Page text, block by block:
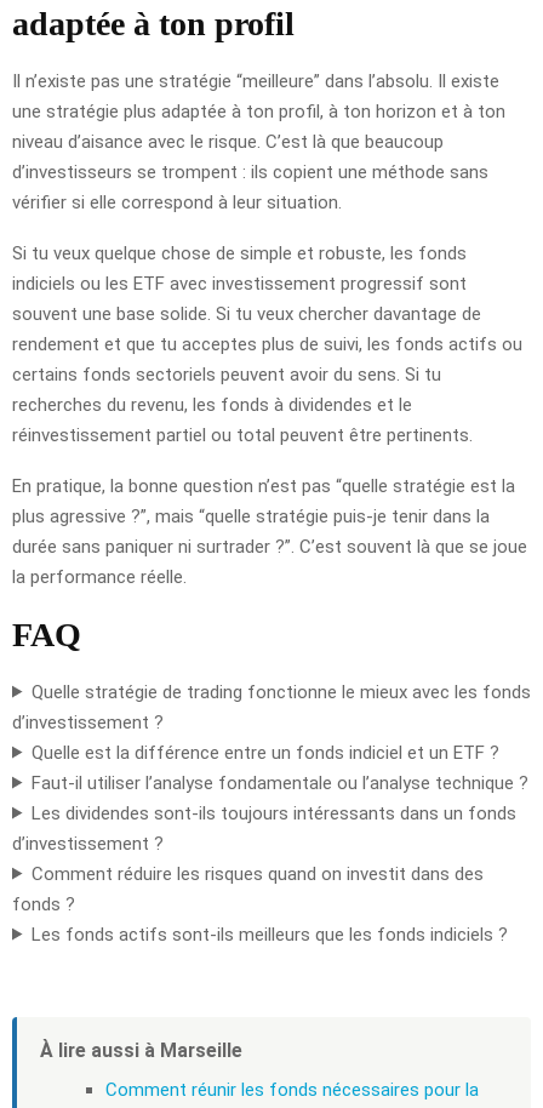
adaptée à ton profil
Il n’existe pas une stratégie “meilleure” dans l’absolu. Il existe
une stratégie plus adaptée à ton profil, à ton horizon et à ton
niveau d’aisance avec le risque. C’est là que beaucoup
d’investisseurs se trompent : ils copient une méthode sans
vérifier si elle correspond à leur situation.
Si tu veux quelque chose de simple et robuste, les fonds
indiciels ou les ETF avec investissement progressif sont
souvent une base solide. Si tu veux chercher davantage de
rendement et que tu acceptes plus de suivi, les fonds actifs ou
certains fonds sectoriels peuvent avoir du sens. Si tu
recherches du revenu, les fonds à dividendes et le
réinvestissement partiel ou total peuvent être pertinents.
En pratique, la bonne question n’est pas “quelle stratégie est la
plus agressive ?”, mais “quelle stratégie puis-je tenir dans la
durée sans paniquer ni surtrader ?”. C’est souvent là que se joue
la performance réelle.
FAQ
Quelle stratégie de trading fonctionne le mieux avec les fonds
d’investissement ?
Quelle est la différence entre un fonds indiciel et un ETF ?
Faut-il utiliser l’analyse fondamentale ou l’analyse technique ?
Les dividendes sont-ils toujours intéressants dans un fonds
d’investissement ?
Comment réduire les risques quand on investit dans des
fonds ?
Les fonds actifs sont-ils meilleurs que les fonds indiciels ?
À lire aussi à Marseille
Comment réunir les fonds nécessaires pour la